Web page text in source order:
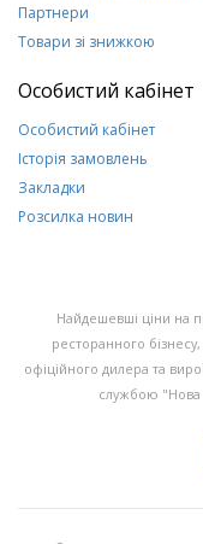
Партнери
Товари зі знижкою
Особистий кабінет
Особистий кабінет
Історія замовлень
Закладки
Розсилка новин
Найдешевші ціни на
ресторанного бізнесу,
офіційного дилера та
службою "Нова